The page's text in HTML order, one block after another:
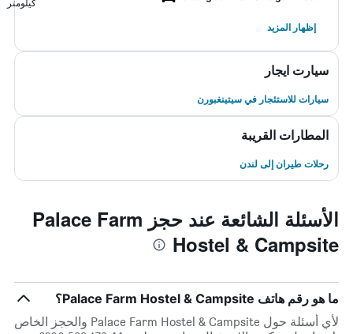
كيلومتر
إظهار المزيد
سيارت ايجار
سيارات للاستئجار في سيتينغبورن
المطارات القريبة
رحلات طيران إلى لندن
الأسئلة الشائعة عند حجز Palace Farm
Hostel & Campsite
ما هو رقم هاتف Palace Farm Hostel & Campsite؟
لأي أسئلة حول Palace Farm Hostel & Campsite والحجز الخاص